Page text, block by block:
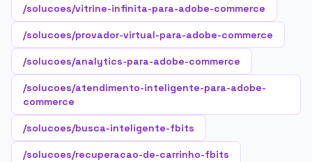
/solucoes/vitrine-infinita-para-adobe-commerce
/solucoes/provador-virtual-para-adobe-commerce
/solucoes/analytics-para-adobe-commerce
/solucoes/atendimento-inteligente-para-adobe-
commerce
/solucoes/busca-inteligente-fbits
/solucoes/recuperacao-de-carrinho-fbits